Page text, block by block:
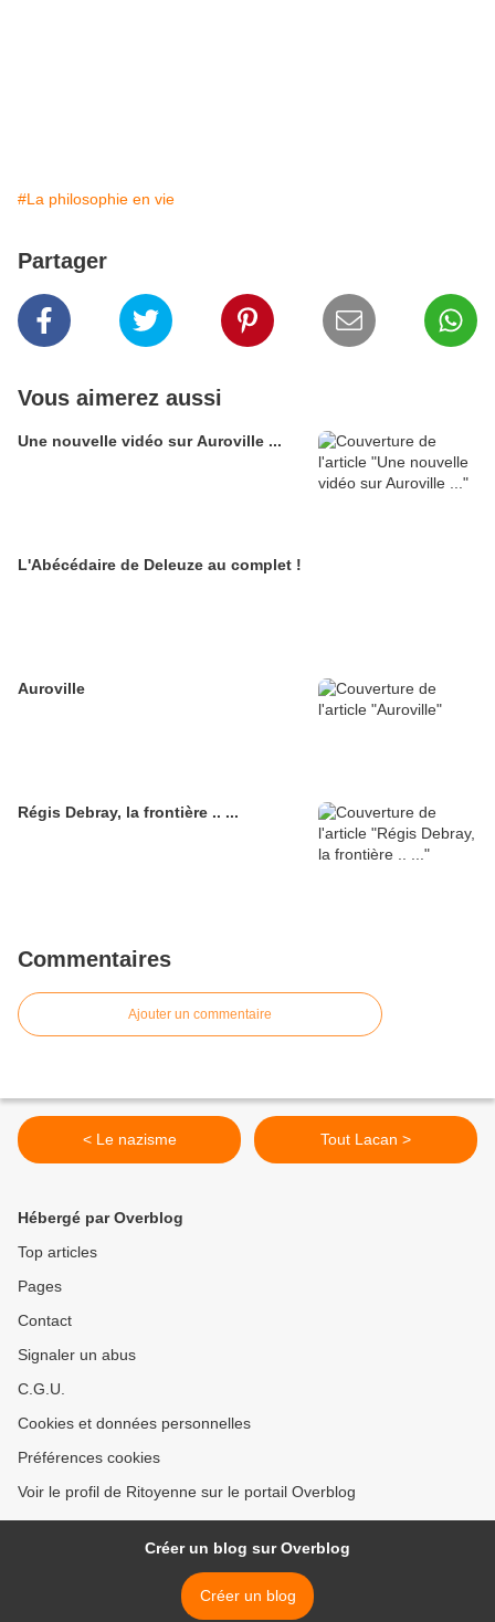
#La philosophie en vie
Partager
Vous aimerez aussi
Une nouvelle vidéo sur Auroville ...
L'Abécédaire de Deleuze au complet !
Auroville
Régis Debray, la frontière .. ...
Commentaires
Ajouter un commentaire
< Le nazisme Tout Lacan >
Hébergé par Overblog
Top articles
Pages
Contact
Signaler un abus
C.G.U.
Cookies et données personnelles
Préférences cookies
Voir le profil de Ritoyenne sur le portail Overblog
Créer un blog sur Overblog
Créer un blog